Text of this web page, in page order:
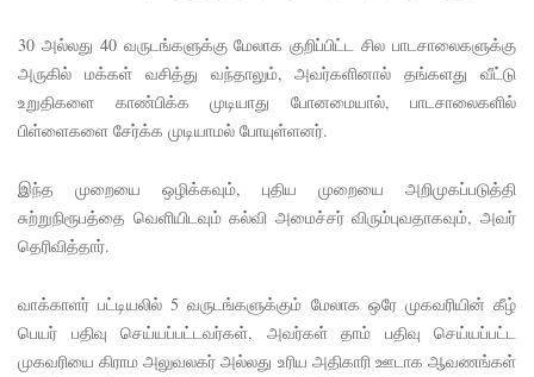
தெற்கு
அதிவேக
நெடுஞ்சா
கெலனிக
ம
கடும்
போக்குவ
30 அல்லது 40 வருடங்களுக்கு மேலாக குறிப்பிட்ட சில பாடசாலைகளுக்கு
அருகில் மக்கள் வசித்து வந்தாலும், அவர்களினால் தங்களது வீட்டு
உறுதிகளை காண்பிக்க முடியாது போனமையால், பாடசாலைகளில்
பிள்ளைகளை சேர்க்க முடியாமல் போயுள்ளனர்.
இந்த முறையை ஒழிக்கவும், புதிய முறையை அறிமுகப்படுத்தி
சுற்றுநிரூபத்தை வெளியிடவும் கல்வி அமைச்சர் விரும்புவதாகவும், அவர்
தெரிவித்தார்.
வாக்காளர் பட்டியலில் 5 வருடங்களுக்கும் மேலாக ஒரே முகவரியின் கீழ்
பெயர் பதிவு செய்யப்பட்டவர்கள், அவர்கள் தாம் பதிவு செய்யப்பட்ட
முகவரியை கிராம அலுவலகர் அல்லது உரிய அதிகாரி ஊடாக ஆவணங்கள்